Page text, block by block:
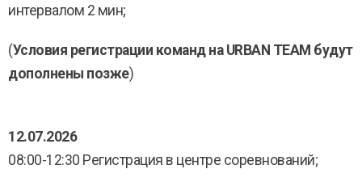
интервалом 2 мин;
(Условия регистрации команд на URBAN TEAM будут
дополнены позже)
12.07.2026
08:00-12:30 Регистрация в центре соревнований;